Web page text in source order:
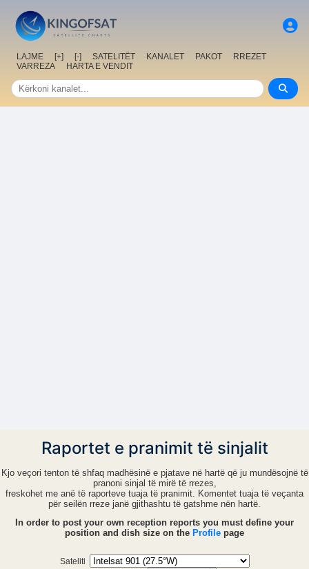
LAJME [+] [-] SATELITËT KANALET PAKOT
RREZET
VARREZA
HARTA E VENDIT
Raportet e pranimit të sinjalit
Kjo veçori tenton të shfaq madhësinë e pjatave në hartë që ju mundësojnë të
pranoni sinjal të mirë të rrezes,
freskohet me anë të raporteve tuaja të pranimit. Komentet tuaja të veçanta
për seilën rreze janë gjithashtu të gatshme nën hartë.
In order to post your own reception reports you must define your
position and dish size on the Profile page
Sateliti